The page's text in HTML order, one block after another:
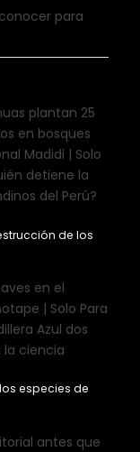
para
plantan 25
en bosques
Madidi | Solo
detiene la
del Perú?
de los
en el
| Solo Para
Azul dos
la ciencia
especies de
antes que